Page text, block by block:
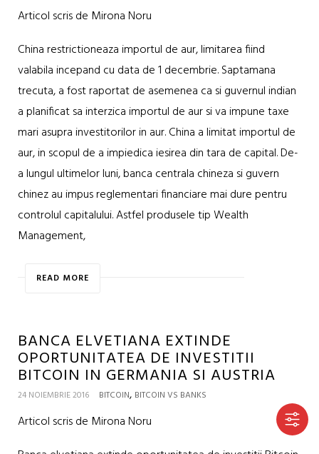
Articol scris de Mirona Noru
China restrictioneaza importul de aur, limitarea fiind
valabila incepand cu data de 1 decembrie. Saptamana
trecuta, a fost raportat de asemenea ca si guvernul indian
a planificat sa interzica importul de aur si va impune taxe
mari asupra investitorilor in aur. China a limitat importul de
aur, in scopul de a impiedica iesirea din tara de capital. De-
a lungul ultimelor luni, banca centrala chineza si guvern
chinez au impus reglementari financiare mai dure pentru
controlul capitalului. Astfel produsele tip Wealth
Management,
READ MORE
BANCA ELVETIANA EXTINDE
OPORTUNITATEA DE INVESTITII
BITCOIN IN GERMANIA SI AUSTRIA
24 NOIEMBRIE 2016 BITCOIN, BITCOIN VS BANKS
Articol scris de Mirona Noru